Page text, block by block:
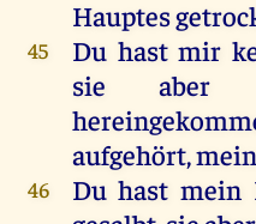
Hauptes
45 Du hast mir
sie
aber
aufgehört,
46 Du hast mein